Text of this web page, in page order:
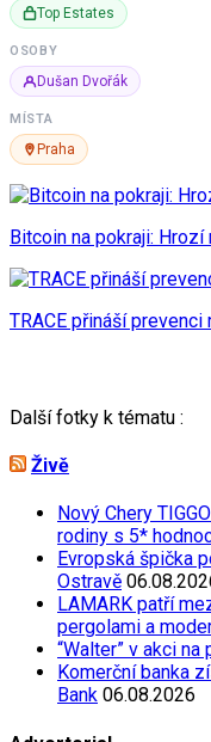
Top Estates
OSOBY
Dušan Dvořák
MÍSTA
Praha
Bitcoin na pokraji: Hrozí
TRACE přináší
Další fotky k tématu :
Živě
Nový Chery
rodiny s 5*
Evropská špička
Ostravě
LAMARK patří
pergolami a
“Walter” v akci
Komerční banka
Bank 06.08.2026